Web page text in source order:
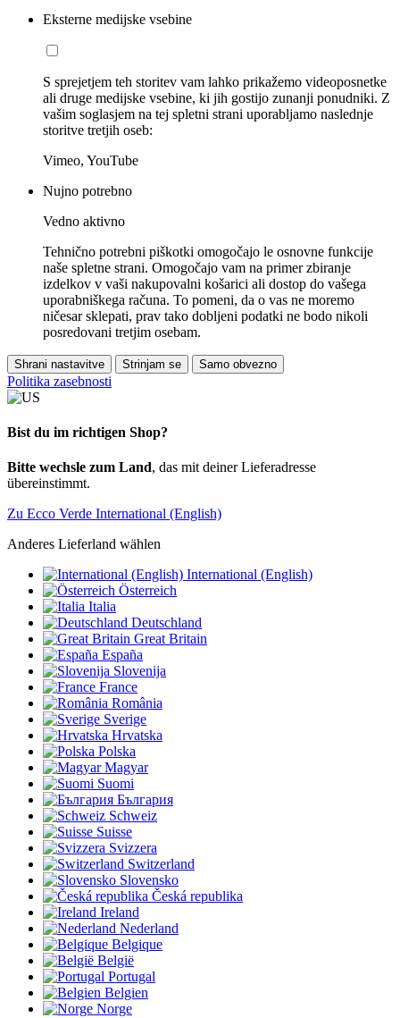
Eksterne medijske vsebine
S sprejetjem teh storitev vam lahko prikažemo videoposnetke
ali druge medijske vsebine, ki jih gostijo zunanji ponudniki. Z
vašim soglasjem na tej spletni strani uporabljamo naslednje
storitve tretjih oseb:
Vimeo, YouTube
Nujno potrebno
Vedno aktivno
Tehnično potrebni piškotki omogočajo le osnovne funkcije
naše spletne strani. Omogočajo vam na primer zbiranje
izdelkov v vaši nakupovalni košarici ali dostop do vašega
uporabniškega računa. To pomeni, da o vas ne moremo
ničesar sklepati, prav tako dobljeni podatki ne bodo nikoli
posredovani tretjim osebam.
Shrani nastavitve Strinjam se Samo obvezno
Politika zasebnosti
Bist du im richtigen Shop?
Bitte wechsle zum Land, das mit deiner Lieferadresse
übereinstimmt.
Zu Ecco Verde International (English)
Anderes Lieferland wählen
International (English)
Österreich
Italia
Deutschland
Great Britain
España
Slovenija
France
România
Sverige
Hrvatska
Polska
Magyar
Suomi
България
Schweiz
Suisse
Svizzera
Switzerland
Slovensko
Česká republika
Ireland
Nederland
Belgique
België
Portugal
Belgien
Norge